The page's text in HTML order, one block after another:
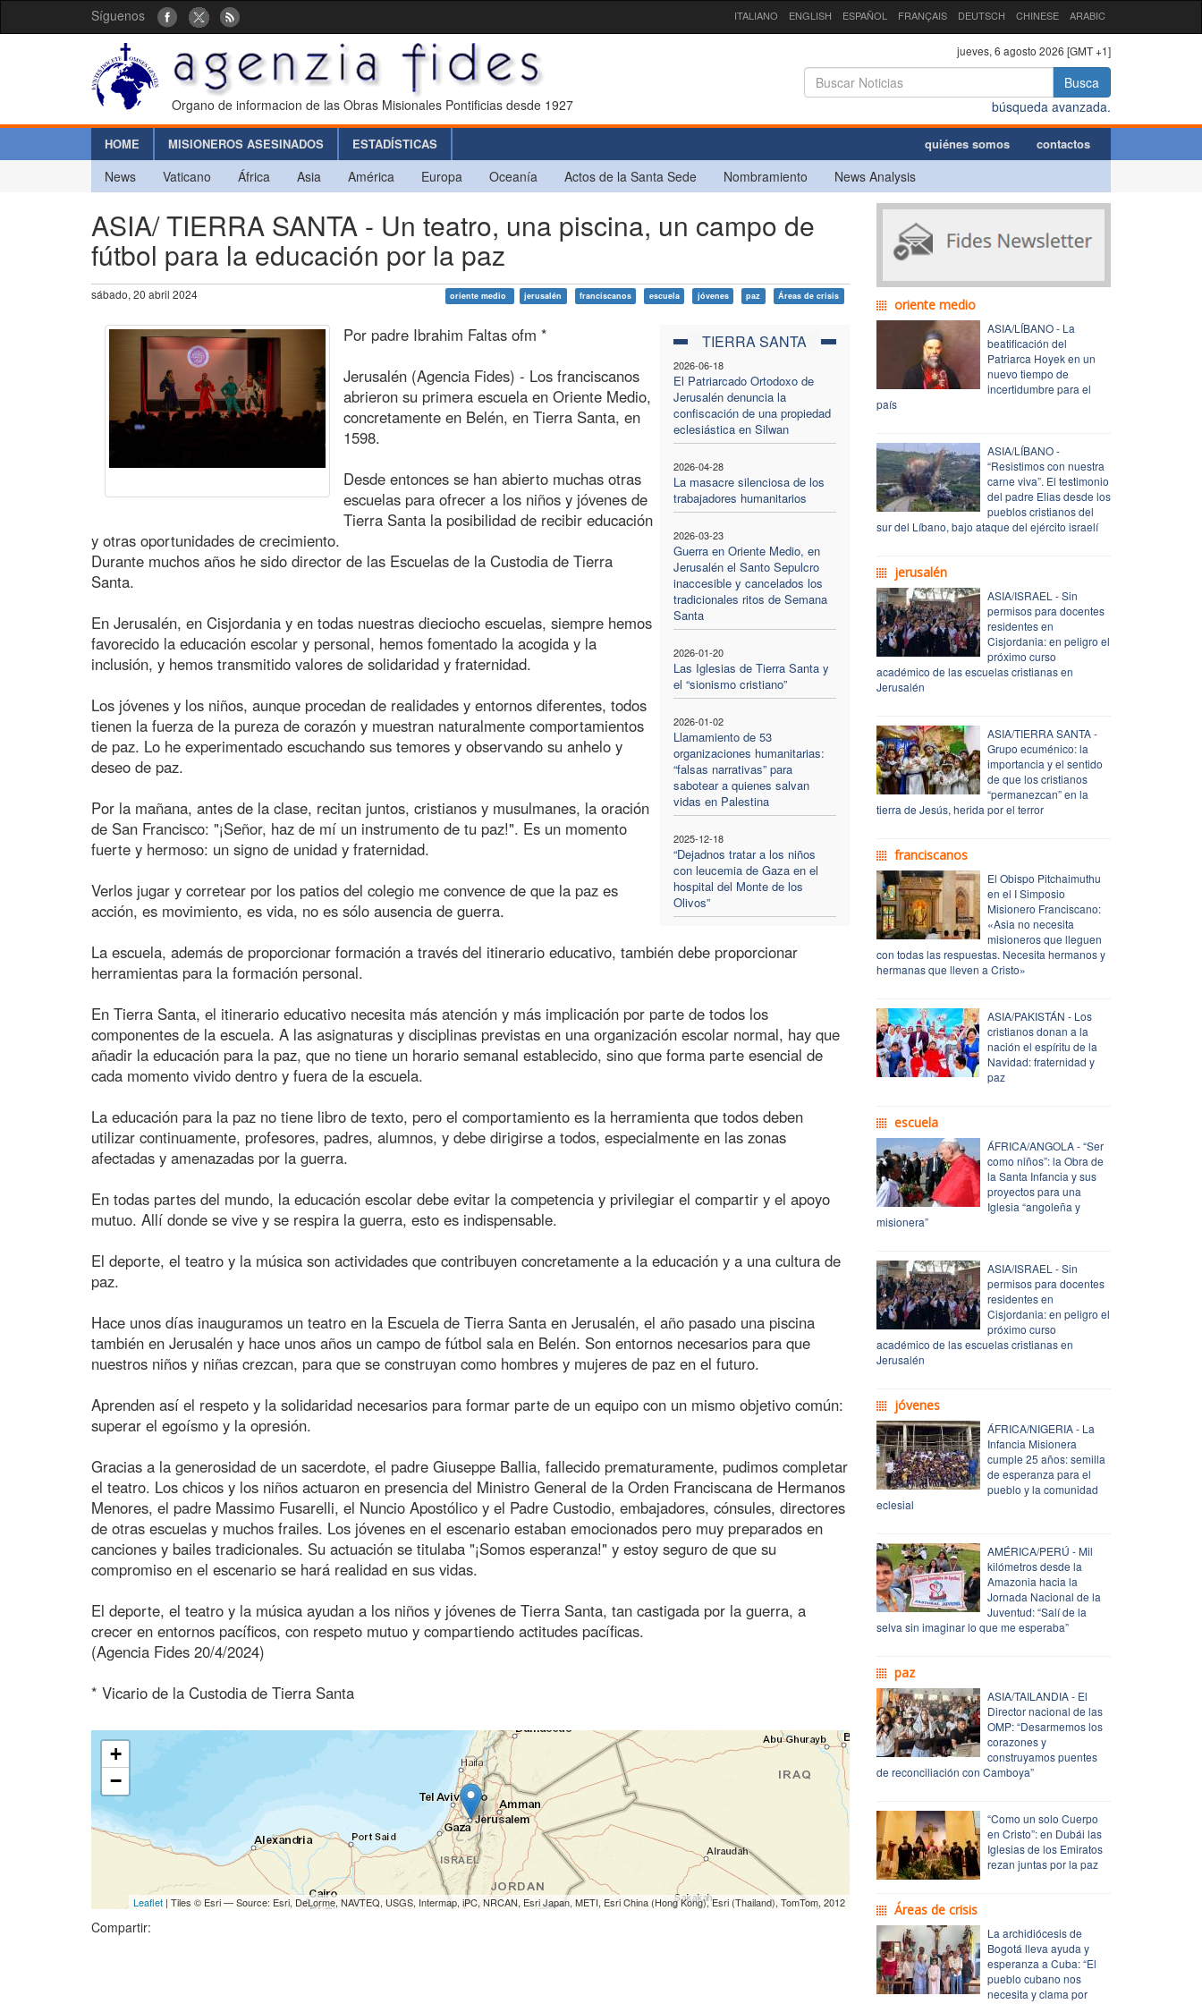
Síguenos ITALIANO ENGLISH ESPAÑOL FRANÇAIS DEUTSCH CHINESE ARABIC
Organo de informacion de las Obras Misionales Pontificias desde 1927
jueves, 6 agosto 2026 [GMT +1]
Busca
búsqueda avanzada.
HOME MISIONEROS ASESINADOS ESTADÍSTICAS quiénes somos contactos
News Vaticano África Asia América Europa Oceanía Actos de la Santa Sede Nombramiento News Analysis
ASIA/ TIERRA SANTA - Un teatro, una piscina, un campo de
fútbol para la educación por la paz
sábado, 20 abril 2024 oriente medio jerusalén franciscanos escuela jóvenes paz Áreas de crisis
TIERRA SANTA
2026-06-18
El Patriarcado Ortodoxo de
Jerusalén denuncia la
confiscación de una propiedad
eclesiástica en Silwan
2026-04-28
La masacre silenciosa de los
trabajadores humanitarios
2026-03-23
Guerra en Oriente Medio, en
Jerusalén el Santo Sepulcro
inaccesible y cancelados los
tradicionales ritos de Semana
Santa
2026-01-20
Las Iglesias de Tierra Santa y
el “sionismo cristiano”
2026-01-02
Llamamiento de 53
organizaciones humanitarias:
“falsas narrativas” para
sabotear a quienes salvan
vidas en Palestina
2025-12-18
“Dejadnos tratar a los niños
con leucemia de Gaza en el
hospital del Monte de los
Olivos”
Por padre Ibrahim Faltas ofm *
Jerusalén (Agencia Fides) - Los franciscanos
abrieron su primera escuela en Oriente Medio,
concretamente en Belén, en Tierra Santa, en
1598.
Desde entonces se han abierto muchas otras
escuelas para ofrecer a los niños y jóvenes de
Tierra Santa la posibilidad de recibir educación
y otras oportunidades de crecimiento.
Durante muchos años he sido director de las Escuelas de la Custodia de Tierra
Santa.
En Jerusalén, en Cisjordania y en todas nuestras dieciocho escuelas, siempre hemos
favorecido la educación escolar y personal, hemos fomentado la acogida y la
inclusión, y hemos transmitido valores de solidaridad y fraternidad.
Los jóvenes y los niños, aunque procedan de realidades y entornos diferentes, todos
tienen la fuerza de la pureza de corazón y muestran naturalmente comportamientos
de paz. Lo he experimentado escuchando sus temores y observando su anhelo y
deseo de paz.
Por la mañana, antes de la clase, recitan juntos, cristianos y musulmanes, la oración
de San Francisco: "¡Señor, haz de mí un instrumento de tu paz!". Es un momento
fuerte y hermoso: un signo de unidad y fraternidad.
Verlos jugar y corretear por los patios del colegio me convence de que la paz es
acción, es movimiento, es vida, no es sólo ausencia de guerra.
La escuela, además de proporcionar formación a través del itinerario educativo, también debe proporcionar
herramientas para la formación personal.
En Tierra Santa, el itinerario educativo necesita más atención y más implicación por parte de todos los
componentes de la escuela. A las asignaturas y disciplinas previstas en una organización escolar normal, hay que
añadir la educación para la paz, que no tiene un horario semanal establecido, sino que forma parte esencial de
cada momento vivido dentro y fuera de la escuela.
La educación para la paz no tiene libro de texto, pero el comportamiento es la herramienta que todos deben
utilizar continuamente, profesores, padres, alumnos, y debe dirigirse a todos, especialmente en las zonas
afectadas y amenazadas por la guerra.
En todas partes del mundo, la educación escolar debe evitar la competencia y privilegiar el compartir y el apoyo
mutuo. Allí donde se vive y se respira la guerra, esto es indispensable.
El deporte, el teatro y la música son actividades que contribuyen concretamente a la educación y a una cultura de
paz.
Hace unos días inauguramos un teatro en la Escuela de Tierra Santa en Jerusalén, el año pasado una piscina
también en Jerusalén y hace unos años un campo de fútbol sala en Belén. Son entornos necesarios para que
nuestros niños y niñas crezcan, para que se construyan como hombres y mujeres de paz en el futuro.
Aprenden así el respeto y la solidaridad necesarios para formar parte de un equipo con un mismo objetivo común:
superar el egoísmo y la opresión.
Gracias a la generosidad de un sacerdote, el padre Giuseppe Ballia, fallecido prematuramente, pudimos completar
el teatro. Los chicos y los niños actuaron en presencia del Ministro General de la Orden Franciscana de Hermanos
Menores, el padre Massimo Fusarelli, el Nuncio Apostólico y el Padre Custodio, embajadores, cónsules, directores
de otras escuelas y muchos frailes. Los jóvenes en el escenario estaban emocionados pero muy preparados en
canciones y bailes tradicionales. Su actuación se titulaba "¡Somos esperanza!" y estoy seguro de que su
compromiso en el escenario se hará realidad en sus vidas.
El deporte, el teatro y la música ayudan a los niños y jóvenes de Tierra Santa, tan castigada por la guerra, a
crecer en entornos pacíficos, con respeto mutuo y compartiendo actitudes pacíficas.
(Agencia Fides 20/4/2024)
* Vicario de la Custodia de Tierra Santa
+
−
Leaflet| Tiles © Esri — Source: Esri, DeLorme, NAVTEQ, USGS, Intermap, iPC, NRCAN, Esri Japan, METI, Esri China (Hong Kong), Esri (Thailand), TomTom, 2012
Compartir:
oriente medio
ASIA/LÍBANO - La
beatificación del
Patriarca Hoyek en un
nuevo tiempo de
incertidumbre para el
país
ASIA/LÍBANO -
“Resistimos con nuestra
carne viva”. El testimonio
del padre Elias desde los
pueblos cristianos del
sur del Líbano, bajo ataque del ejército israelí
jerusalén
ASIA/ISRAEL - Sin
permisos para docentes
residentes en
Cisjordania: en peligro el
próximo curso
académico de las escuelas cristianas en
Jerusalén
ASIA/TIERRA SANTA -
Grupo ecuménico: la
importancia y el sentido
de que los cristianos
“permanezcan” en la
tierra de Jesús, herida por el terror
franciscanos
El Obispo Pitchaimuthu
en el I Simposio
Misionero Franciscano:
«Asia no necesita
misioneros que lleguen
con todas las respuestas. Necesita hermanos y
hermanas que lleven a Cristo»
ASIA/PAKISTÁN - Los
cristianos donan a la
nación el espíritu de la
Navidad: fraternidad y
paz
escuela
ÁFRICA/ANGOLA - “Ser
como niños”: la Obra de
la Santa Infancia y sus
proyectos para una
Iglesia “angoleña y
misionera”
ASIA/ISRAEL - Sin
permisos para docentes
residentes en
Cisjordania: en peligro el
próximo curso
académico de las escuelas cristianas en
Jerusalén
jóvenes
ÁFRICA/NIGERIA - La
Infancia Misionera
cumple 25 años: semilla
de esperanza para el
pueblo y la comunidad
eclesial
AMÉRICA/PERÚ - Mil
kilómetros desde la
Amazonia hacia la
Jornada Nacional de la
Juventud: “Salí de la
selva sin imaginar lo que me esperaba”
paz
ASIA/TAILANDIA - El
Director nacional de las
OMP: “Desarmemos los
corazones y
construyamos puentes
de reconciliación con Camboya”
“Como un solo Cuerpo
en Cristo”: en Dubái las
Iglesias de los Emiratos
rezan juntas por la paz
Áreas de crisis
La archidiócesis de
Bogotá lleva ayuda y
esperanza a Cuba: “El
pueblo cubano nos
necesita y clama por